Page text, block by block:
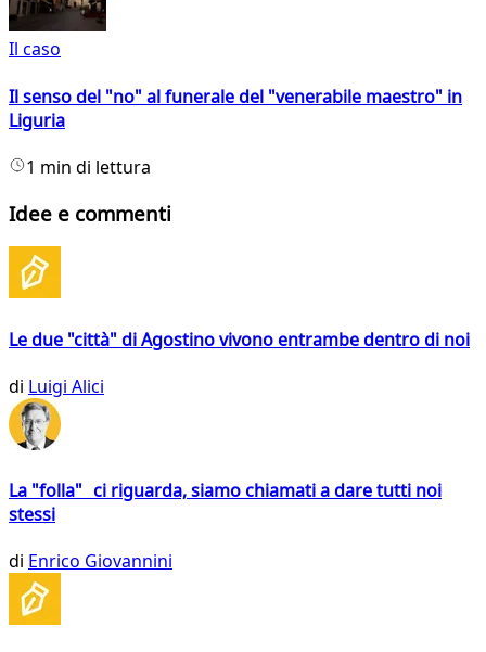
Il caso
Il senso del "no" al funerale del "venerabile maestro" in
Liguria
1 min di lettura
Idee e commenti
Le due "città" di Agostino vivono entrambe dentro di noi
di Luigi Alici
La "folla" ci riguarda, siamo chiamati a dare tutti noi
stessi
di Enrico Giovannini